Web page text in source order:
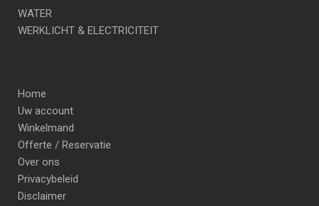
WATER
WERKLICHT & ELECTRICITEIT
Home
Uw account
Winkelmand
Offerte / Reservatie
Over ons
Privacybeleid
Disclaimer